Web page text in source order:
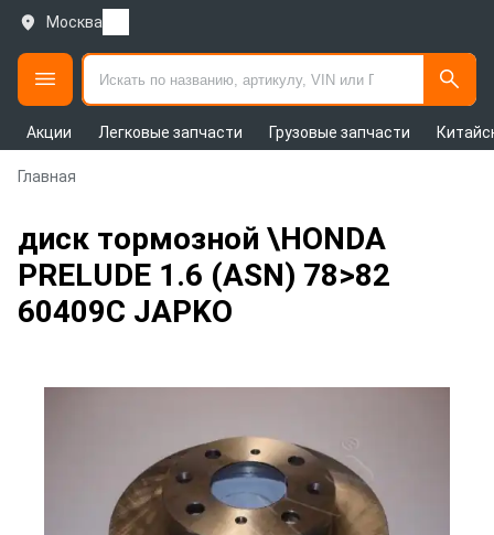
Москва
Акции Легковые запчасти Грузовые запчасти
Главная
диск тормозной \HONDA
PRELUDE 1.6 (ASN) 78>82
60409C JAPKO